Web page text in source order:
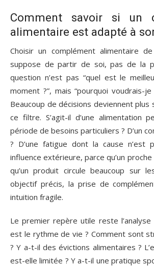
Comment savoir si un
alimentaire est adapté à
Choisir un complément alimentaire
suppose de partir de soi, pas de la
question n’est pas “quel est le
moment ?”, mais “pourquoi voudrais-
Beaucoup de décisions deviennent plus
ce filtre. S’agit-il d’une alimentation
période de besoins particuliers ? D’un
? D’une fatigue dont la cause n’est
influence extérieure, parce qu’un
qu’un produit circule beaucoup sur
objectif précis, la prise de
intuition fragile.
Le premier repère utile reste
est le rythme de vie ? Comment sont
? Y a-t-il des évictions alimentaires ?
est-elle limitée ? Y a-t-il une pratique